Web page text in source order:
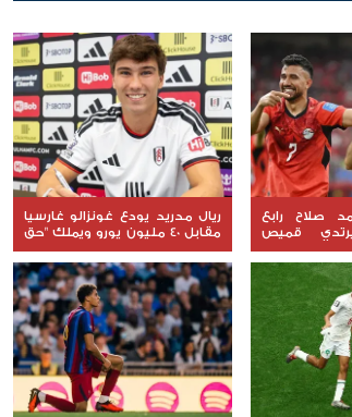
صلاح رابع
قميص
ريال مدريد يودع غونزالو غارسيا
مقابل 40 مليون يورو ويملك "حق
العودة"